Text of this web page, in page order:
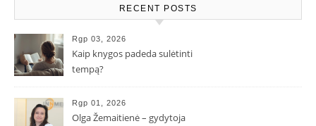
RECENT POSTS
Rgp 03, 2026
Kaip knygos padeda sulėtinti
tempą?
Rgp 01, 2026
Olga Žemaitienė – gydytoja